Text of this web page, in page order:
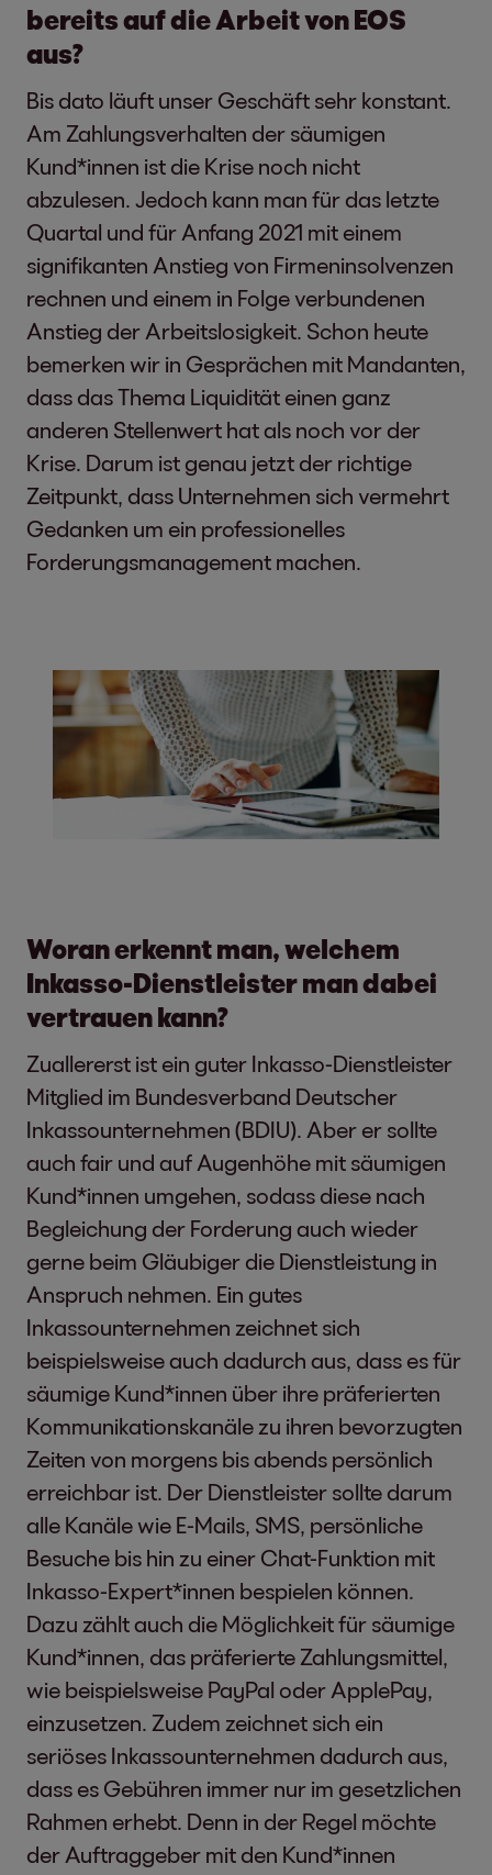
bereits auf die Arbeit von EOS
aus?
Bis dato läuft unser Geschäft sehr konstant.
Am Zahlungsverhalten der säumigen
Kund*innen ist die Krise noch nicht
abzulesen. Jedoch kann man für das letzte
Quartal und für Anfang 2021 mit einem
signifikanten Anstieg von Firmeninsolvenzen
rechnen und einem in Folge verbundenen
Anstieg der Arbeitslosigkeit. Schon heute
bemerken wir in Gesprächen mit Mandanten,
dass das Thema Liquidität einen ganz
anderen Stellenwert hat als noch vor der
Krise. Darum ist genau jetzt der richtige
Zeitpunkt, dass Unternehmen sich vermehrt
Gedanken um ein professionelles
Forderungsmanagement machen.
Woran erkennt man, welchem
Inkasso-Dienstleister man dabei
vertrauen kann?
Zuallererst ist ein guter Inkasso-Dienstleister
Mitglied im Bundesverband Deutscher
Inkassounternehmen (BDIU). Aber er sollte
auch fair und auf Augenhöhe mit säumigen
Kund*innen umgehen, sodass diese nach
Begleichung der Forderung auch wieder
gerne beim Gläubiger die Dienstleistung in
Anspruch nehmen. Ein gutes
Inkassounternehmen zeichnet sich
beispielsweise auch dadurch aus, dass es für
säumige Kund*innen über ihre präferierten
Kommunikationskanäle zu ihren bevorzugten
Zeiten von morgens bis abends persönlich
erreichbar ist. Der Dienstleister sollte darum
alle Kanäle wie E-Mails, SMS, persönliche
Besuche bis hin zu einer Chat-Funktion mit
Inkasso-Expert*innen bespielen können.
Dazu zählt auch die Möglichkeit für säumige
Kund*innen, das präferierte Zahlungsmittel,
wie beispielsweise PayPal oder ApplePay,
einzusetzen. Zudem zeichnet sich ein
seriöses Inkassounternehmen dadurch aus,
dass es Gebühren immer nur im gesetzlichen
Rahmen erhebt. Denn in der Regel möchte
der Auftraggeber mit den Kund*innen